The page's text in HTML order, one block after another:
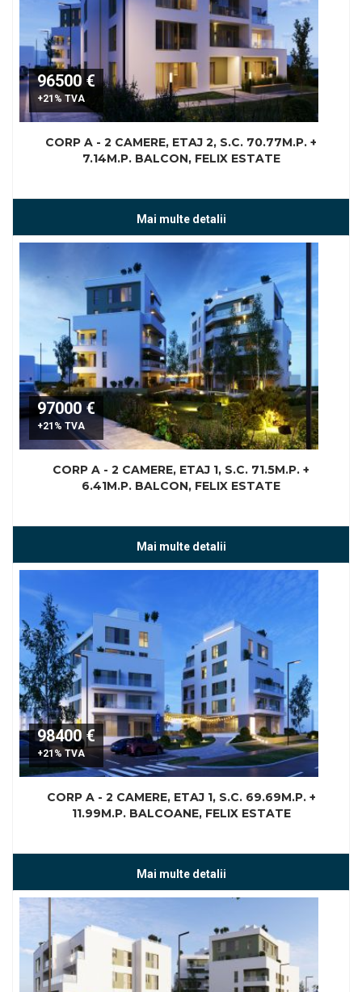
96500 €
+21% TVA
CORP A - 2 CAMERE, ETAJ 2, S.C. 70.77M.P. +
7.14M.P. BALCON, FELIX ESTATE
Mai multe detalii
97000 €
+21% TVA
CORP A - 2 CAMERE, ETAJ 1, S.C. 71.5M.P. +
6.41M.P. BALCON, FELIX ESTATE
Mai multe detalii
98400 €
+21% TVA
CORP A - 2 CAMERE, ETAJ 1, S.C. 69.69M.P. +
11.99M.P. BALCOANE, FELIX ESTATE
Mai multe detalii